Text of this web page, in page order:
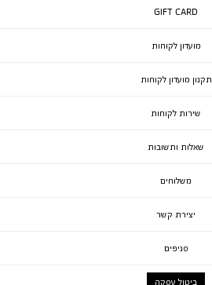
GIFT CARD
מועדון לקוחות
תקנון מועדון לקוחות
שירות לקוחות
שאלות ותשובות
משלוחים
יצירת קשר
סניפים
ביטול עסקה